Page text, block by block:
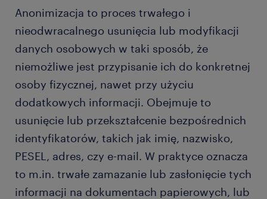
Anonimizacja to proces trwałego i
nieodwracalnego usunięcia lub modyfikacji
danych osobowych w taki sposób, że
niemożliwe jest przypisanie ich do konkretnej
osoby fizycznej, nawet przy użyciu
dodatkowych informacji. Obejmuje to
usunięcie lub przekształcenie bezpośrednich
identyfikatorów, takich jak imię, nazwisko,
PESEL, adres, czy e-mail. W praktyce oznacza
to m.in. trwałe zamazanie lub zasłonięcie tych
informacji na dokumentach papierowych, lub